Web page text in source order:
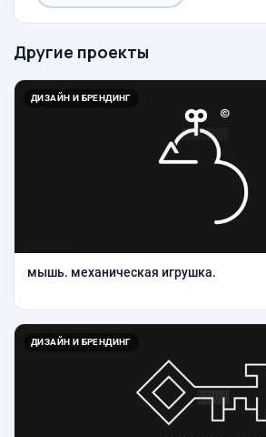
Другие проекты
ДИЗАЙН И БРЕНДИНГ
мышь. механическая игрушка.
ДИЗАЙН И БРЕНДИНГ